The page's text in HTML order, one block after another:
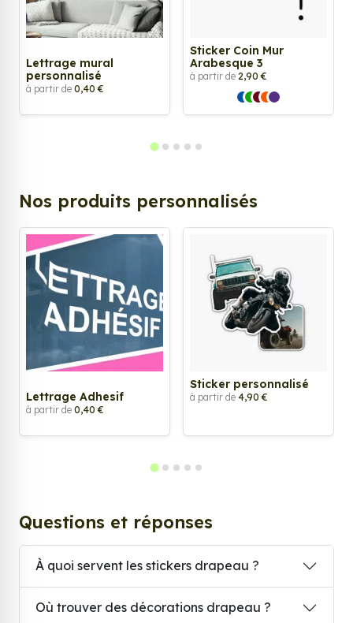
Lettrage mural
personnalisé
à partir de 0,40 €
Sticker Coin Mur
Arabesque 3
à partir de 2,90 €
Nos produits personnalisés
Lettrage Adhesif
à partir de 0,40 €
Sticker personnalisé
à partir de 4,90 €
Questions et réponses
À quoi servent les stickers drapeau ?
Où trouver des décorations drapeau ?